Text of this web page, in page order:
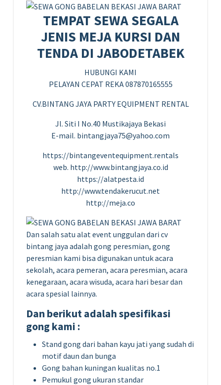
TEMPAT SEWA SEGALA
JENIS MEJA KURSI DAN
TENDA DI JABODETABEK
HUBUNGI KAMI
PELAYAN CEPAT REKA 087870165555
CV.BINTANG JAYA PARTY EQUIPMENT RENTAL
Jl. Siti I No.40 Mustikajaya Bekasi
E-mail. bintangjaya75@yahoo.com
https://bintangeventequipment.rentals
web. http://www.bintangjaya.co.id
https://alatpesta.id
http://www.tendakerucut.net
http://meja.co
Dan salah satu alat event unggulan dari cv
bintang jaya adalah gong peresmian, gong
peresmian kami bisa digunakan untuk acara
sekolah, acara pemeran, acara peresmian, acara
kenegaraan, acara wisuda, acara hari besar dan
acara spesial lainnya.
Dan berikut adalah spesifikasi
gong kami :
Stand gong dari bahan kayu jati yang sudah di
motif daun dan bunga
Gong bahan kuningan kualitas no.1
Pemukul gong ukuran standar